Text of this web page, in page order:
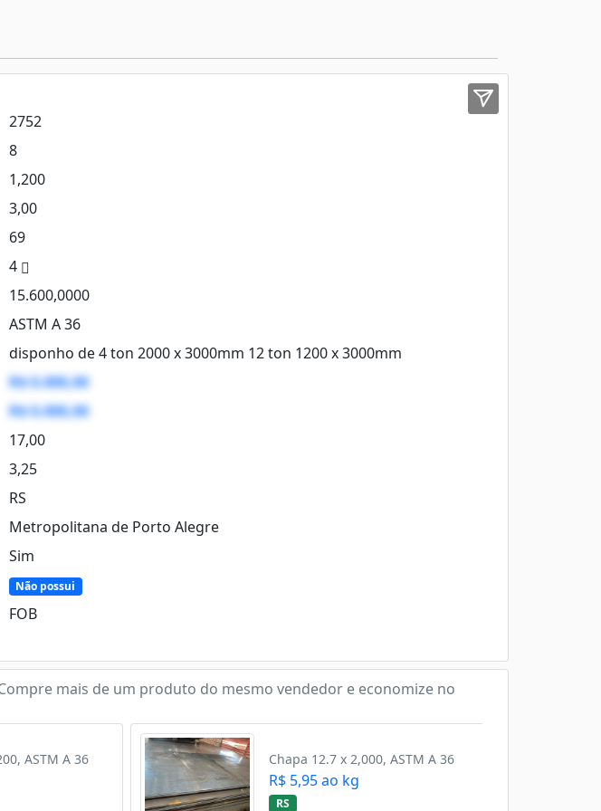
2752
8
1,200
3,00
69
4
15.600,0000
ASTM A 36
disponho de 4 ton 2000 x 3000mm 12 ton 1200 x 3000mm
R$ 0.000,00
R$ 0.000,00
17,00
3,25
RS
Metropolitana de Porto Alegre
Sim
Não possui
FOB
mais de um produto do mesmo vendedor e economize no
ASTM A 36 Chapa 12.7 x 2,000, ASTM A 36
R$ 5,95 ao kg
RS